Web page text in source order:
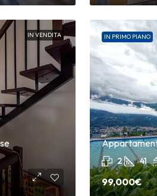
IN VENDITA IN PRIMO PIANO
2 41
99,000€
Appartamento In
Vista Sul Monte Rosa A